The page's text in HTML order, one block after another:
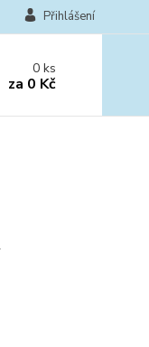
Přihlášení
0ks
za 0 Kč